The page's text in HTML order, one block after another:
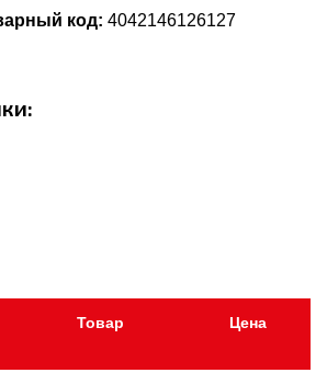
код: 4042146126127
Товар Цена